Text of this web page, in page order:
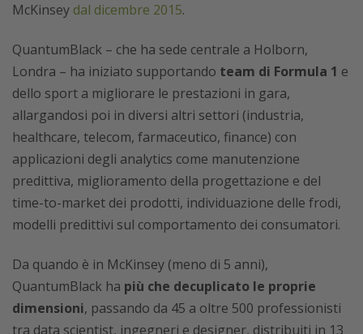
McKinsey dal dicembre 2015.
QuantumBlack – che ha sede centrale a Holborn,
Londra – ha iniziato supportando team di Formula 1 e
dello sport a migliorare le prestazioni in gara,
allargandosi poi in diversi altri settori (industria,
healthcare, telecom, farmaceutico, finance) con
applicazioni degli analytics come manutenzione
predittiva, miglioramento della progettazione e del
time-to-market dei prodotti, individuazione delle frodi,
modelli predittivi sul comportamento dei consumatori.
Da quando è in McKinsey (meno di 5 anni),
QuantumBlack ha più che decuplicato le proprie
dimensioni, passando da 45 a oltre 500 professionisti
tra data scientist, ingegneri e designer, distribuiti in 13